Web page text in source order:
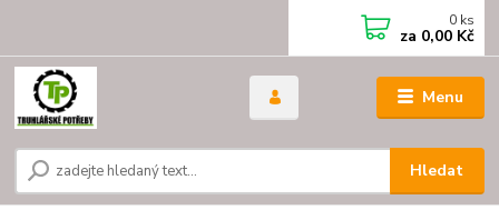
Menu
Hledat
0 ks
za 0,00 Kč